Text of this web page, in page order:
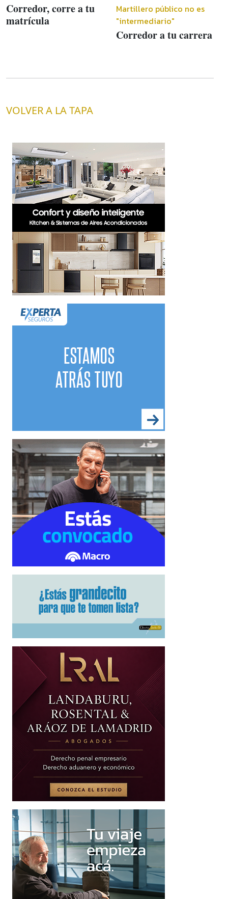
Corredor, corre a tu
matrícula
Martillero público no es
"intermediario"
Corredor a tu carrera
VOLVER A LA TAPA